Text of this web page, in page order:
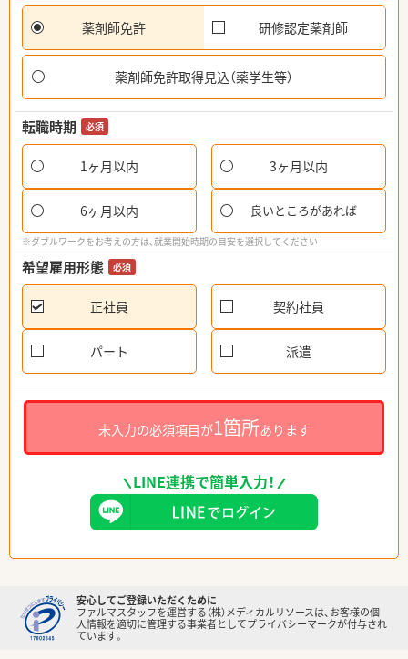
薬剤師免許 研修認定薬剤師
薬剤師免許取得見込（薬学生等）
転職時期 必須
1ヶ月以内 3ヶ月以内
6ヶ月以内 良いところがあれば
※ダブルワークをお考えの方は、就業開始時期の目安を選択してください
希望雇用形態 必須
正社員 契約社員
パート 派遣
未入力の必須項目が1箇所あります
LINE連携で簡単入力！
安心してご登録いただくために
ファルマスタッフを運営する（株）メディカルリソースは、お客様の個
人情報を適切に管理する事業者としてプライバシーマークが付与され
ています。